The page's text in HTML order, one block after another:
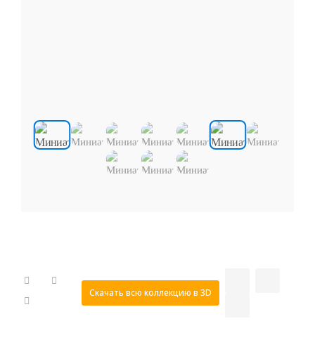
Скачать всю коллекцию в 3D